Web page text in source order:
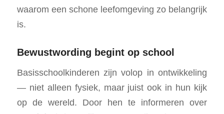
waarom een schone leefomgeving zo belangrijk
is.
Bewustwording begint op school
Basisschoolkinderen zijn volop in ontwikkeling
— niet alleen fysiek, maar juist ook in hun kijk
op de wereld. Door hen te informeren over